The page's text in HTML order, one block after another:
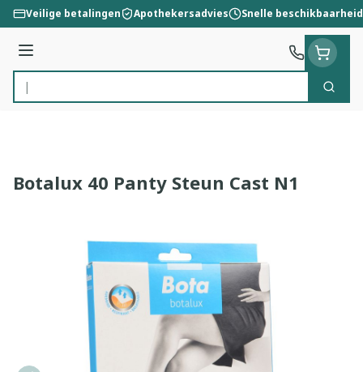
Ga naar de inhoud
Veilige betalingen Apothekersadvies Snelle beschikbaarheid
Menu
Product, merk, categorie...
Zoek
Botalux 40 Panty Steun Cast N1